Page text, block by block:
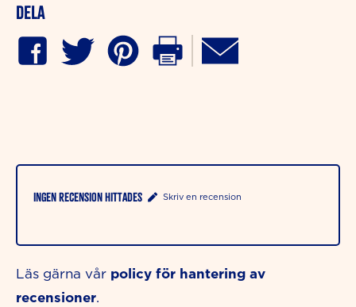
Dela
Ingen recension hittades Skriv en recension
Läs gärna vår policy för hantering av
recensioner.